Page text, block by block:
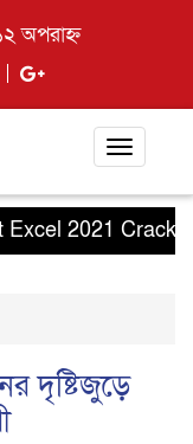
অপরাহ্ন
Toggle
2021 Crack +
দৃষ্টিজুড়ে